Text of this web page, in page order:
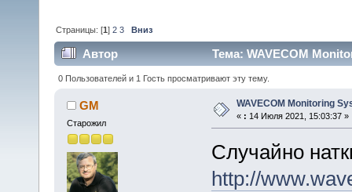
Страницы: [1]2 3 Вниз
Автор Тема: WAVECOM
0 Пользователей и 1 Гость просматривают эту тему.
GM
Старожил
WAVECOM Monitoring
« : 14 Июля 2021, 15:03:37 »
Случайно
http://